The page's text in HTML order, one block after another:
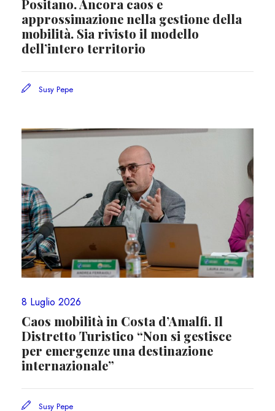
Positano. Ancora caos e
approssimazione nella gestione della
mobilità. Sia rivisto il modello
dell’intero territorio
Susy Pepe
8 Luglio 2026
Caos mobilità in Costa d’Amalfi. Il
Distretto Turistico “Non si gestisce
per emergenze una destinazione
internazionale”
Susy Pepe